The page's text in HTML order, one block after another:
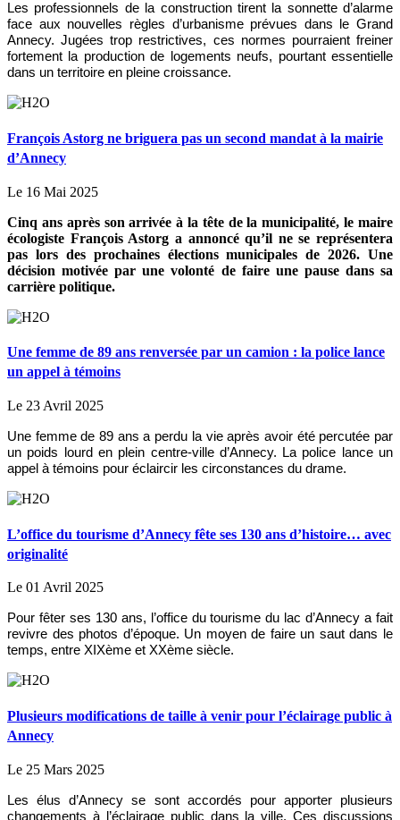
Les professionnels de la construction tirent la sonnette d’alarme
face aux nouvelles règles d’urbanisme prévues dans le Grand
Annecy. Jugées trop restrictives, ces normes pourraient freiner
fortement la production de logements neufs, pourtant essentielle
dans un territoire en pleine croissance.
François Astorg ne briguera pas un second mandat à la mairie
d’Annecy
Le 16 Mai 2025
Cinq ans après son arrivée à la tête de la municipalité, le maire
écologiste François Astorg a annoncé qu’il ne se représentera
pas lors des prochaines élections municipales de 2026. Une
décision motivée par une volonté de faire une pause dans sa
carrière politique.
Une femme de 89 ans renversée par un camion : la police lance
un appel à témoins
Le 23 Avril 2025
Une femme de 89 ans a perdu la vie après avoir été percutée par
un poids lourd en plein centre-ville d’Annecy. La police lance un
appel à témoins pour éclaircir les circonstances du drame.
L’office du tourisme d’Annecy fête ses 130 ans d’histoire… avec
originalité
Le 01 Avril 2025
Pour fêter ses 130 ans, l’office du tourisme du lac d’Annecy a fait
revivre des photos d’époque. Un moyen de faire un saut dans le
temps, entre XIXème et XXème siècle.
Plusieurs modifications de taille à venir pour l’éclairage public à
Annecy
Le 25 Mars 2025
Les élus d’Annecy se sont accordés pour apporter plusieurs
changements à l’éclairage public dans la ville. Ces discussions